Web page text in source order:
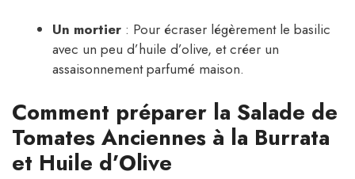
Un mortier : Pour écraser légèrement le basilic
avec un peu d’huile d’olive, et créer un
assaisonnement parfumé maison.
Comment préparer la Salade de
Tomates Anciennes à la Burrata
et Huile d’Olive